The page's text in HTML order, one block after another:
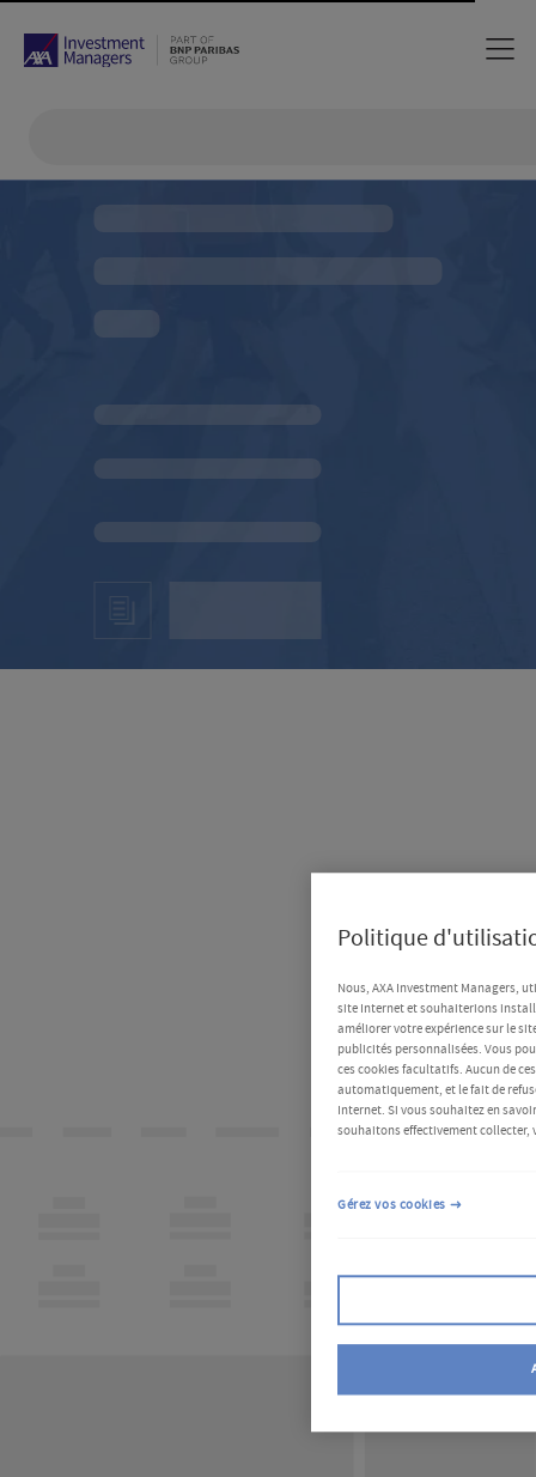
Politique
Nous, AXA Investment Managers,
site Internet et souhaiterions
améliorer votre expérience sur le
publicités personnalisées. Vous
ces cookies facultatifs. Aucun de
automatiquement, et le fait de
Internet. Si vous souhaitez en
souhaitons effectivement collecter,
Gérez vos cookies